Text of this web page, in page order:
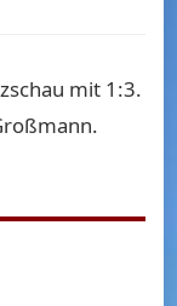
mit 1:3.